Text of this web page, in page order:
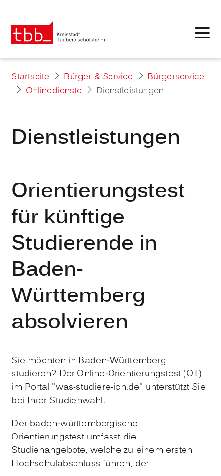
Startseite Bürger & Service
Bürgerservice
Onlinedienste
Dienstleistungen
Dienstleistungen
Orientierungstest
für künftige
Studierende in
Baden-
Württemberg
absolvieren
Sie möchten in Baden-Württemberg
studieren? Der Online-Orientierungstest (OT)
im Portal "was-studiere-ich.de" unterstützt Sie
bei Ihrer Studienwahl.
Der baden-württembergische
Orientierungstest umfasst die
Studienangebote, welche zu einem ersten
Hochschulabschluss führen, der